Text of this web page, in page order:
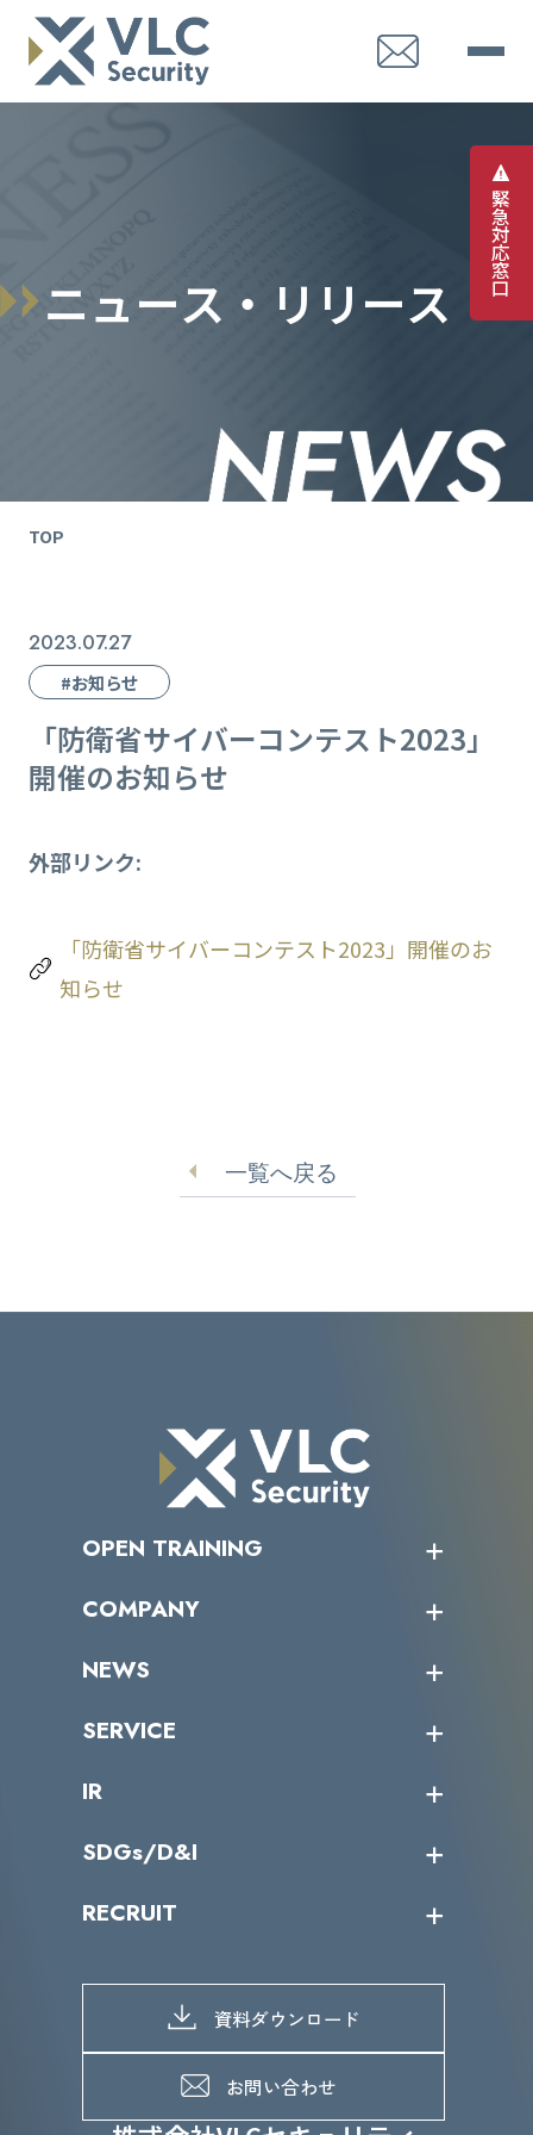
緊
急
対
応
窓
口
ニュース ・ リ リ ース
TOP
2023.07.27
#お知らせ
「防衛省サイバーコンテスト2023」
開催のお知らせ
外部リンク:
「防衛省サイバーコンテスト2023」開催のお
知らせ
一覧へ戻る
OPEN TRAINING
受講者の声
COMPANY
トップメッセージ
ミッション／ビジョン
パートナー企業一覧
NEWS
サイバーニュース
SERVICE
カテゴリー別サービス一覧
IR
IRカレンダー
IRライブラリー
よくあるご質問
SDGs/D&I
当グループのマテリアリティ
SDGs推進体制
D&Iの取り組み
RECRUIT
募集職種一覧
メッセージ
メンバーインタビュー
資料ダウンロード
お問い合わせ